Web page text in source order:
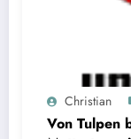
Christian
Von Tulpen